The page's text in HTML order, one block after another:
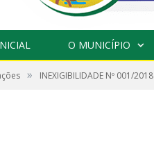
O MUNICÍPIO
» INEXIGIBILIDADE Nº 001/2018